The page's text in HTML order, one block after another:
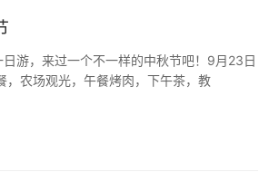
游，来过一个不一样的中秋节吧！9月23日
，农场观光，午餐烤肉，下午茶，教